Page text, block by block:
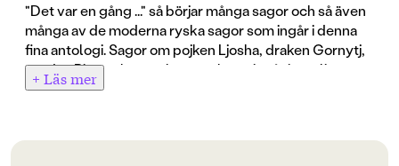
"Det var en gång ..." så börjar många sagor och så även
många av de moderna ryska sagor som ingår i denna
fina antologi. Sagor om pojken Ljosha, draken Gornytj,
grodan Pipa och en och annan kung ingår i samlingen
som handlar om alltifrån kärlek till dumskallar.
Förord av Ulf Stark.
+ Läs mer